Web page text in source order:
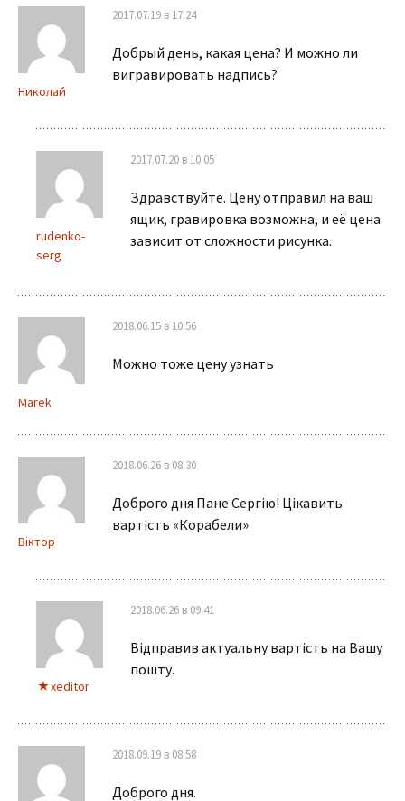
Николай
2017.07.19 в 17:24
Добрый день, какая цена? И можно ли
вигравировать надпись?
rudenko-
serg
2017.07.20 в 10:05
Здравствуйте. Цену отправил на ваш
ящик, гравировка возможна, и её цена
зависит от сложности рисунка.
Marek
2018.06.15 в 10:56
Можно тоже цену узнать
Віктор
2018.06.26 в 08:30
Доброго дня Пане Сергію! Цікавить
вартість «Корабели»
xeditor
2018.06.26 в 09:41
Відправив актуальну вартість на Вашу
пошту.
2018.09.19 в 08:58
Доброго дня.